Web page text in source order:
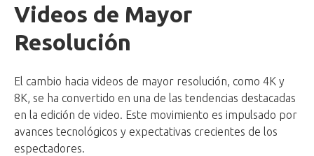
Videos de Mayor
Resolución
El cambio hacia videos de mayor resolución, como 4K y
8K, se ha convertido en una de las tendencias destacadas
en la edición de video. Este movimiento es impulsado por
avances tecnológicos y expectativas crecientes de los
espectadores.